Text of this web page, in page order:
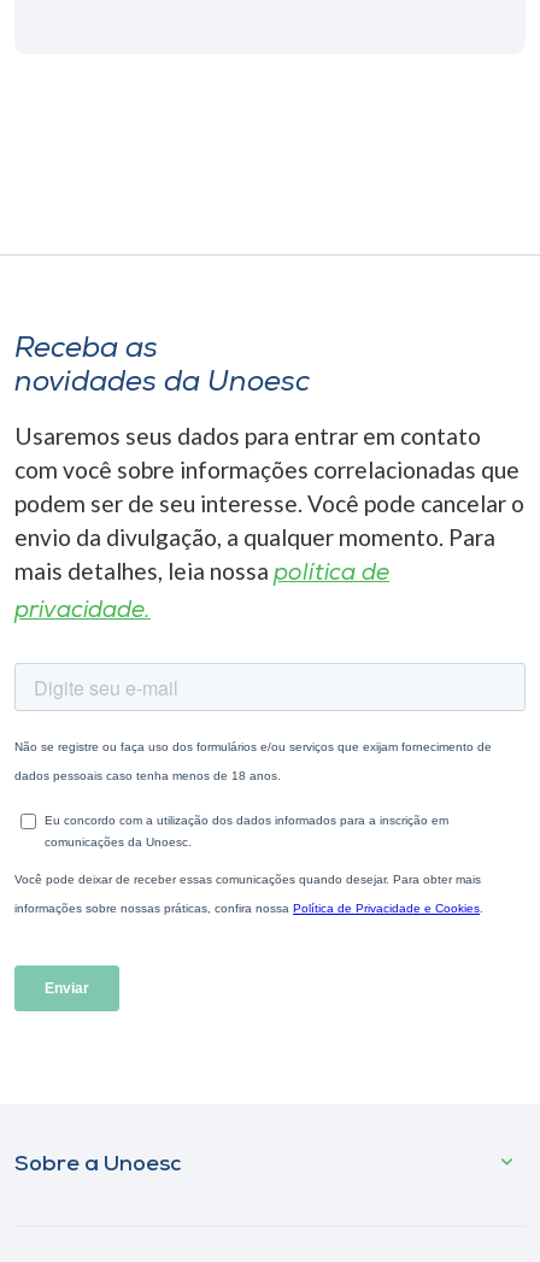
Receba as
novidades da Unoesc
Usaremos seus dados para entrar em contato
com você sobre informações correlacionadas que
podem ser de seu interesse. Você pode cancelar o
envio da divulgação, a qualquer momento. Para
mais detalhes, leia nossa política de
privacidade.
Sobre a Unoesc